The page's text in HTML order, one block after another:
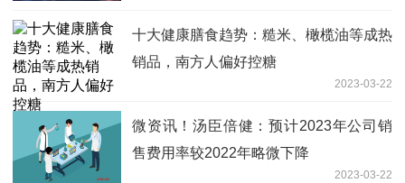
十大健康膳食趋势：糙米、橄榄油等成热
销品，南方人偏好控糖
2023-03-22
微资讯！汤臣倍健：预计2023年公司销
售费用率较2022年略微下降
2023-03-22